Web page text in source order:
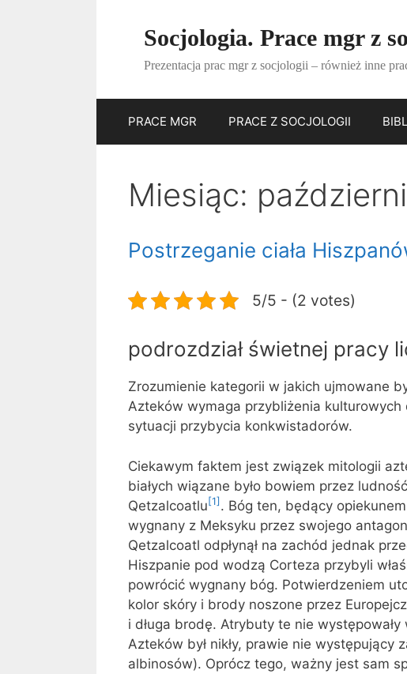
Socjologia. Prace mgr z
Prezentacja prac mgr z socjologii – również inne
PRACE MGR PRACE Z SOCJOLOGII
Miesiąc:
Postrzeganie ciała
5/5 - (2 votes)
podrozdział świetnej pracy
Zrozumienie kategorii w jakich ujmowane
Azteków wymaga przybliżenia
sytuacji przybycia konkwistadorów.
Ciekawym faktem jest związek mitologii
białych wiązane było bowiem przez
Qetzalcoatlu[1] . Bóg ten, będący
wygnany z Meksyku przez swojego
Qetzalcoatl odpłynął na zachód jednak
Hiszpanie pod wodzą Corteza przybyli
powrócić wygnany bóg. Potwierdzeniem
kolor skóry i brody noszone przez
i długa brodę. Atrybuty te nie
Azteków był nikły, prawie nie
albinosów). Oprócz tego, ważny jest sam